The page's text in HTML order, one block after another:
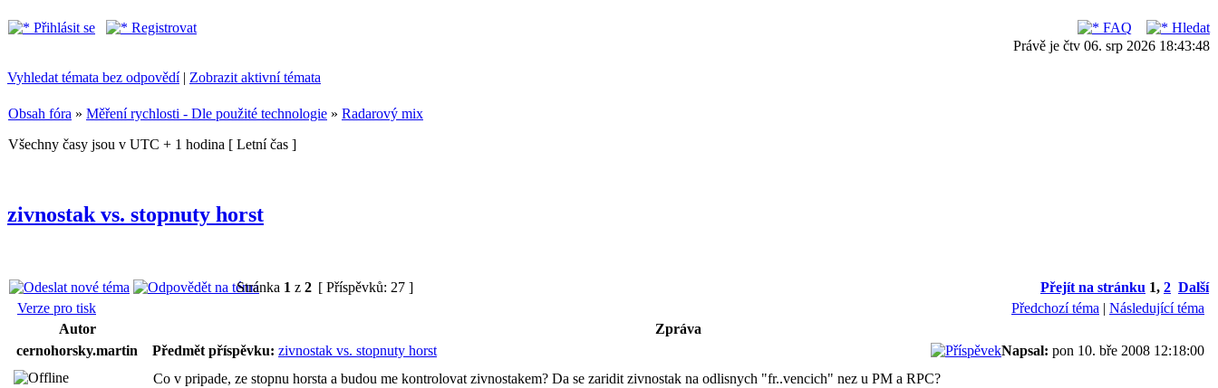
Přihlásit se Registrovat FAQ
Hledat
Právě je čtv 06. srp 2026 18:43:48
Vyhledat témata bez odpovědí| Zobrazit aktivní témata
Obsah fóra » Měření rychlosti - Dle použité technologie » Radarový mix
Všechny časy jsou v UTC + 1 hodina [ Letní čas ]
zivnostak vs. stopnuty horst
Stránka 1 z 2 [ Příspěvků: 27 ] Přejít na stránku 1, 2 Další
Verze pro tisk
Předchozí téma | Následující téma
Autor
Zpráva
cernohorsky.martin
Předmět příspěvku: zivnostak vs. stopnuty horst Napsal: pon 10. bře 2008 12:18:00
Co v pripade, ze stopnu horsta a budou me kontrolovat zivnostakem? Da se zaridit zivnostak na odlisnych "fr..vencich" nez u PM a RPC?